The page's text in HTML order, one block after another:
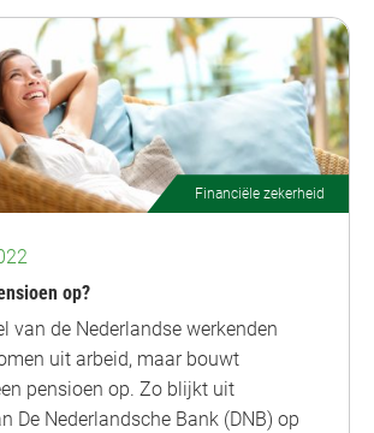
Financiële zekerheid
op?
van de Nederlandse werkenden
uit arbeid, maar bouwt
pensioen op. Zo blijkt uit
De Nederlandsche Bank (DNB) op